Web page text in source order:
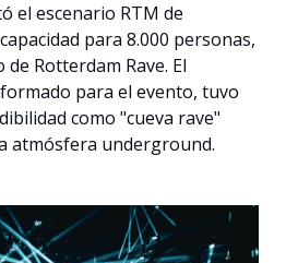
el escenario RTM de
para 8.000 personas,
Rotterdam Rave. El
para el evento, tuvo
como "cueva rave"
atmósfera underground.